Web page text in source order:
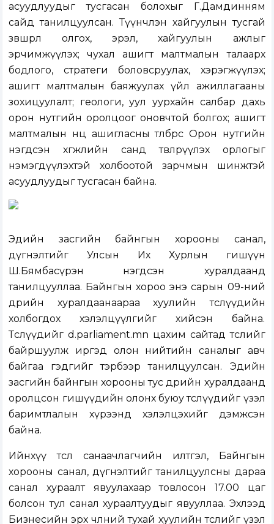
асуудлуудыг тусгасан болохыг Г.Дамдинням
сайд танилцуулсан. Түүнчлэн хайгуулын тусгай
зөвшөөрөл олгох, эрэл, хайгуулын ажлыг
эрчимжүүлэх; чухал ашигт малтмалын талаарх
бодлого, стратеги боловсруулах, хэрэгжүүлэх;
ашигт малтмалын баяжуулах үйл ажиллагааны
зохицуулалт; геологи, уул уурхайн салбар дахь
орон нутгийн оролцоог оновчтой болгох; ашигт
малтмалын нөөц ашигласны төлбөрөөс Орон нутгийн
нэгдсэн хөгжлийн санд төвлөрүүлэх орлогыг
нэмэгдүүлэхтэй холбоотой зарчмын шинжтэй
асуудлуудыг тусгасан байна.
Эдийн засгийн байнгын хорооны санал,
дүгнэлтийг Улсын Их Хурлын гишүүн
Ш.Бямбасүрэн нэгдсэн хуралдаанд
танилцууллаа. Байнгын хороо энэ сарын 09-ний
өдрийн хуралдаанаараа хуулийн төслүүдийн
холбогдох хэлэлцүүлгийг хийсэн байна.
Төслүүдийг d.parliament.mn цахим сайтад төслийг
байршуулж иргэд олон нийтийн саналыг авч
байгаа гэдгийг тэрбээр танилцуулсан. Эдийн
засгийн байнгын хорооны тус өдрийн хуралдаанд
оролцсон гишүүдийн олонх буюу төслүүдийг үзэл
баримтлалын хүрээнд хэлэлцэхийг дэмжсэн
байна.
Ийнхүү төсөл санаачлагчийн илтгэл, Байнгын
хорооны санал, дүгнэлтийг танилцуулсны дараа
санал хураалт явуулахаар товлосон 17.00 цаг
болсон тул санал хураалтуудыг явууллаа. Эхлээд
Бизнесийн эрх чөлөөний тухай хуулийн төслийг үзэл